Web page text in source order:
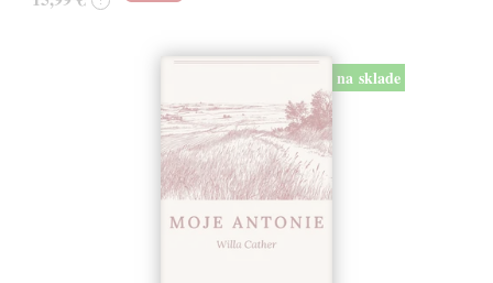
na sklade